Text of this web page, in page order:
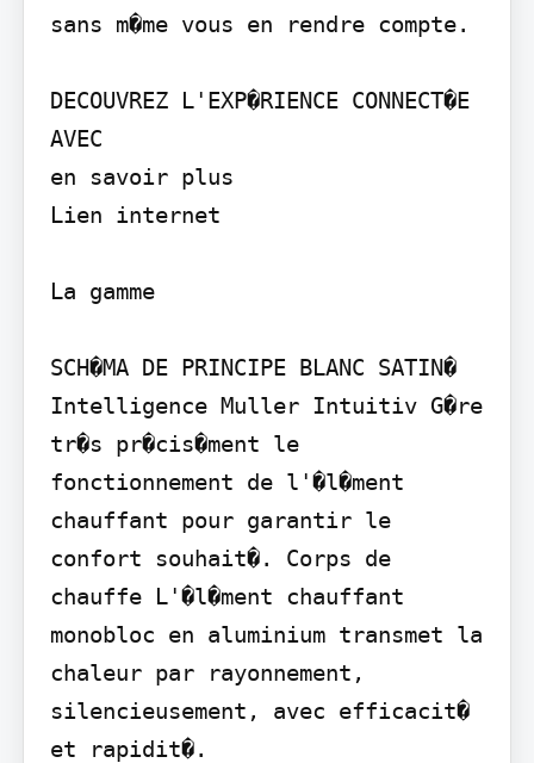
sans m�me vous en rendre compte.
DECOUVREZ L'EXP�RIENCE CONNECT�E
AVEC
en savoir plus
Lien internet
La gamme
SCH�MA DE PRINCIPE BLANC SATIN�
Intelligence Muller Intuitiv G�re
tr�s pr�cis�ment le
fonctionnement de l'�l�ment
chauffant pour garantir le
confort souhait�. Corps de
chauffe L'�l�ment chauffant
monobloc en aluminium transmet la
chaleur par rayonnement,
silencieusement, avec efficacit�
et rapidit�.